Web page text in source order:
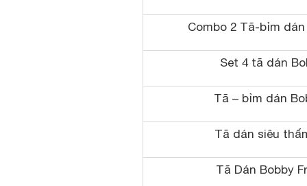
Combo 2 Tã-bỉm dán
Set 4 tã dán
Tã – bỉm dán
Tã dán siêu
Tã Dán Bobby